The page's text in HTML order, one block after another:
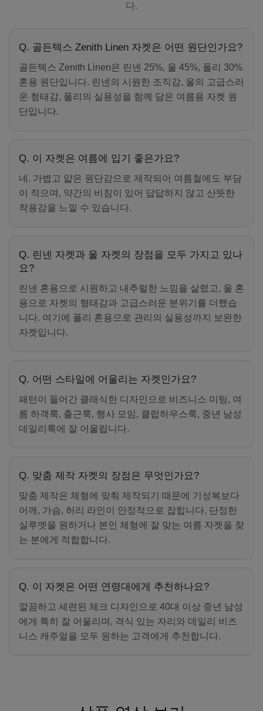
다.
Q. 골든텍스 Zenith Linen 자켓은 어떤 원단인가요?
골든텍스 Zenith Linen은 린넨 25%, 울 45%, 폴리 30%
혼용 원단입니다. 린넨의 시원한 조직감, 울의 고급스러
운 형태감, 폴리의 실용성을 함께 담은 여름용 자켓 원
단입니다.
Q. 이 자켓은 여름에 입기 좋은가요?
네. 가볍고 얇은 원단감으로 제작되어 여름철에도 부담
이 적으며, 약간의 비침이 있어 답답하지 않고 산뜻한
착용감을 느낄 수 있습니다.
Q. 린넨 자켓과 울 자켓의 장점을 모두 가지고 있나
요?
린넨 혼용으로 시원하고 내추럴한 느낌을 살렸고, 울 혼
용으로 자켓의 형태감과 고급스러운 분위기를 더했습
니다. 여기에 폴리 혼용으로 관리의 실용성까지 보완한
자켓입니다.
Q. 어떤 스타일에 어울리는 자켓인가요?
패턴이 들어간 클래식한 디자인으로 비즈니스 미팅, 여
름 하객룩, 출근룩, 행사 모임, 클럽하우스룩, 중년 남성
데일리룩에 잘 어울립니다.
Q. 맞춤 제작 자켓의 장점은 무엇인가요?
맞춤 제작은 체형에 맞춰 제작되기 때문에 기성복보다
어깨, 가슴, 허리 라인이 안정적으로 잡힙니다. 단정한
실루엣을 원하거나 본인 체형에 잘 맞는 여름 자켓을 찾
는 분에게 적합합니다.
Q. 이 자켓은 어떤 연령대에게 추천하나요?
깔끔하고 세련된 체크 디자인으로 40대 이상 중년 남성
에게 특히 잘 어울리며, 격식 있는 자리와 데일리 비즈
니스 캐주얼을 모두 원하는 고객에게 추천합니다.